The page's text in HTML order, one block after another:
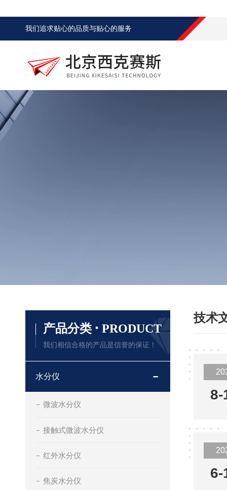
我们追求贴心的品质与贴心的服务
产品分类 · PRODUCT
我们相信合格的产品是信誉的保证！
水分仪
微波水分仪
接触式微波水分仪
红外水分仪
焦炭水分仪
技术
8-
6-